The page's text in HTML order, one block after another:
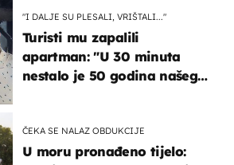
"I DALJE SU PLESALI, VRIŠTALI..."
Turisti mu zapalili
apartman: "U 30 minuta
nestalo je 50 godina našeg
ČEKA SE NALAZ OBDUKCIJE
U moru pronađeno tijelo: